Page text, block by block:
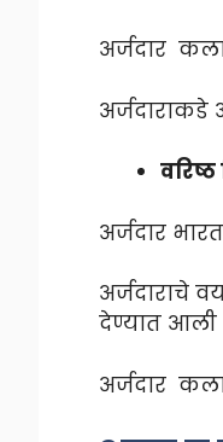
अर्जदार
अर्जदाराकडे
अर्जदार
अर्जदाराचे
देण्यात
अर्जदार